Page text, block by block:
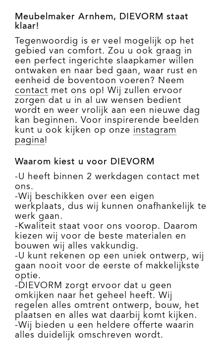
Meubelmaker Arnhem, DIEVORM staat
klaar!
Tegenwoordig is er veel mogelijk op het
gebied van comfort. Zou u ook graag in
een perfect ingerichte slaapkamer willen
ontwaken en naar bed gaan, waar rust en
eenheid de boventoon voeren? Neem
contact met ons op! Wij zullen ervoor
zorgen dat u in al uw wensen bedient
wordt en weer vrolijk aan een nieuwe dag
kan beginnen. Voor inspirerende beelden
kunt u ook kijken op onze instagram
pagina!
Waarom kiest u voor DIEVORM
-U heeft binnen 2 werkdagen contact met
ons.
-Wij beschikken over een eigen
werkplaats, dus wij kunnen onafhankelijk te
werk gaan.
-Kwaliteit staat voor ons voorop. Daarom
kiezen wij voor de beste materialen en
bouwen wij alles vakkundig.
-U kunt rekenen op een uniek ontwerp, wij
gaan nooit voor de eerste of makkelijkste
optie.
-DIEVORM zorgt ervoor dat u geen
omkijken naar het geheel heeft. Wij
regelen alles omtrent ontwerp, bouw, het
plaatsen en alles wat daarbij komt kijken.
-Wij bieden u een heldere offerte waarin
alles duidelijk omschreven wordt.